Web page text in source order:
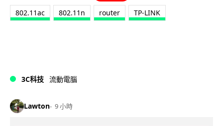
802.11ac 802.11n router TP-LINK
3C科技 流動電腦
Lawton 9 小時